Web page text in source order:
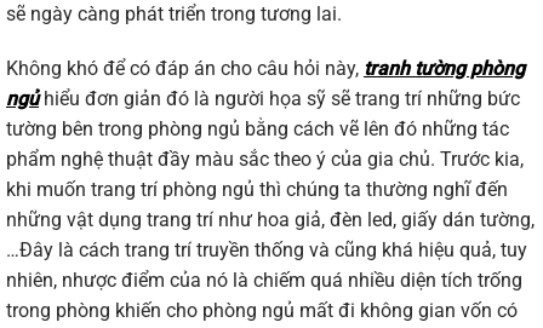
sẽ ngày càng phát triển trong tương lai.
Không khó để có đáp án cho câu hỏi này, tranh tường phòng
ngủhiểu đơn giản đó là người họa sỹ sẽ trang trí những bức
tường bên trong phòng ngủ bằng cách vẽ lên đó những tác
phẩm nghệ thuật đầy màu sắc theo ý của gia chủ. Trước kia,
khi muốn trang trí phòng ngủ thì chúng ta thường nghĩ đến
những vật dụng trang trí như hoa giả, đèn led, giấy dán tường,
…Đây là cách trang trí truyền thống và cũng khá hiệu quả, tuy
nhiên, nhược điểm của nó là chiếm quá nhiều diện tích trống
trong phòng khiến cho phòng ngủ mất đi không gian vốn có